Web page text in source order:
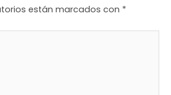
están marcados con *